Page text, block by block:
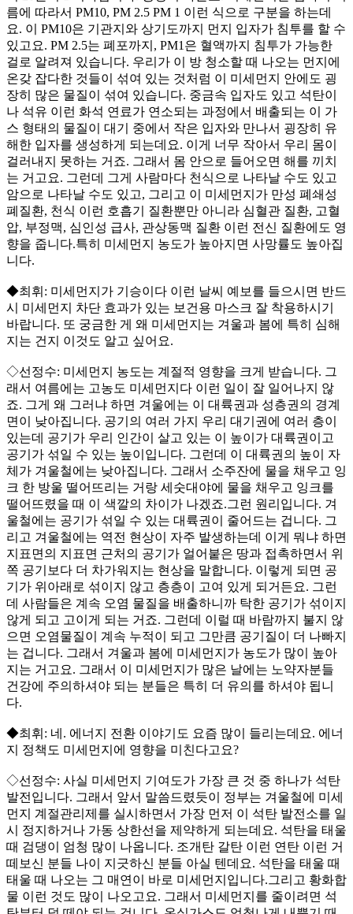
름에 따라서 PM10, PM 2.5 PM 1 이런 식으로 구분을 하는데
요. 이 PM10은 기관지와 상기도까지 먼지 입자가 침투를 할 수
있고요. PM 2.5는 폐포까지, PM1은 혈액까지 침투가 가능한
걸로 알려져 있습니다. 우리가 이 방 청소할 때 나오는 먼지에
온갖 잡다한 것들이 섞여 있는 것처럼 이 미세먼지 안에도 굉
장히 많은 물질이 섞여 있습니다. 중금속 입자도 있고 석탄이
나 석유 이런 화석 연료가 연소되는 과정에서 배출되는 이 가
스 형태의 물질이 대기 중에서 작은 입자와 만나서 굉장히 유
해한 입자를 생성하게 되는데요. 이게 너무 작아서 우리 몸이
걸러내지 못하는 거죠. 그래서 몸 안으로 들어오면 해를 끼치
는 거고요. 그런데 그게 사람마다 천식으로 나타날 수도 있고
암으로 나타날 수도 있고, 그리고 이 미세먼지가 만성 폐쇄성
폐질환, 천식 이런 호흡기 질환뿐만 아니라 심혈관 질환, 고혈
압, 부정맥, 심인성 급사, 관상동맥 질환 이런 전신 질환에도 영
향을 줍니다.특히 미세먼지 농도가 높아지면 사망률도 높아집
니다.
◆최휘: 미세먼지가 기승이다 이런 날씨 예보를 들으시면 반드
시 미세먼지 차단 효과가 있는 보건용 마스크 잘 착용하시기
바랍니다. 또 궁금한 게 왜 미세먼지는 겨울과 봄에 특히 심해
지는 건지 이것도 알고 싶어요.
◇선정수: 미세먼지 농도는 계절적 영향을 크게 받습니다. 그
래서 여름에는 고농도 미세먼지다 이런 일이 잘 일어나지 않
죠. 그게 왜 그러냐 하면 겨울에는 이 대륙권과 성층권의 경계
면이 낮아집니다. 공기의 여러 가지 우리 대기권에 여러 층이
있는데 공기가 우리 인간이 살고 있는 이 높이가 대륙권이고
공기가 섞일 수 있는 높이입니다. 그런데 이 대륙권의 높이 자
체가 겨울철에는 낮아집니다. 그래서 소주잔에 물을 채우고 잉
크 한 방울 떨어뜨리는 거랑 세숫대야에 물을 채우고 잉크를
떨어뜨렸을 때 이 색깔의 차이가 나겠죠.그런 원리입니다. 겨
울철에는 공기가 섞일 수 있는 대륙권이 줄어드는 겁니다. 그
리고 겨울철에는 역전 현상이 자주 발생하는데 이게 뭐냐 하면
지표면의 지표면 근처의 공기가 얼어붙은 땅과 접촉하면서 위
쪽 공기보다 더 차가워지는 현상을 말합니다. 이렇게 되면 공
기가 위아래로 섞이지 않고 층층이 고여 있게 되거든요. 그런
데 사람들은 계속 오염 물질을 배출하니까 탁한 공기가 섞이지
않게 되고 고이게 되는 거죠. 그런데 이럴 때 바람까지 불지 않
으면 오염물질이 계속 누적이 되고 그만큼 공기질이 더 나빠지
는 겁니다. 그래서 겨울과 봄에 미세먼지가 농도가 많이 높아
지는 거고요. 그래서 이 미세먼지가 많은 날에는 노약자분들
건강에 주의하셔야 되는 분들은 특히 더 유의를 하셔야 됩니
다.
◆최휘: 네. 에너지 전환 이야기도 요즘 많이 들리는데요. 에너
지 정책도 미세먼지에 영향을 미친다고요?
◇선정수: 사실 미세먼지 기여도가 가장 큰 것 중 하나가 석탄
발전입니다. 그래서 앞서 말씀드렸듯이 정부는 겨울철에 미세
먼지 계절관리제를 실시하면서 가장 먼저 이 석탄 발전소를 일
시 정지하거나 가동 상한선을 제약하게 되는데요. 석탄을 태울
때 검댕이 엄청 많이 나옵니다. 조개탄 갈탄 이런 연탄 이런 거
떼보신 분들 나이 지긋하신 분들 아실 텐데요. 석탄을 태울 때
태울 때 나오는 그 매연이 바로 미세먼지입니다.그리고 황화합
물 이런 것도 많이 나오고요. 그래서 미세먼지를 줄이려면 석